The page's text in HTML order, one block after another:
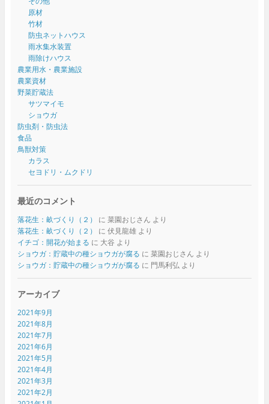
原材
竹材
防虫ネットハウス
雨水集水装置
雨除けハウス
農業用水・農業施設
農業資材
野菜貯蔵法
サツマイモ
ショウガ
防虫剤・防虫法
食品
鳥獣対策
カラス
セヨドリ・ムクドリ
最近のコメント
落花生：畝づくり（２） に 菜園おじさん より
落花生：畝づくり（２）
に 伏見龍雄より
イチゴ：開花が始まる に 大谷 より
ショウガ：貯蔵中の種ショウガが腐る に 菜園おじさん より
ショウガ：貯蔵中の種ショウガが腐る に 門馬利弘 より
アーカイブ
2021年9月
2021年8月
2021年7月
2021年6月
2021年5月
2021年4月
2021年3月
2021年2月